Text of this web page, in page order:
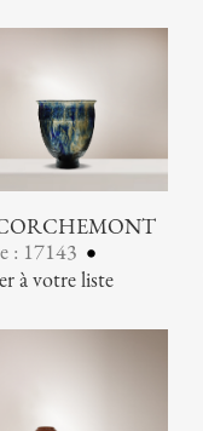
: 17143
à votre liste